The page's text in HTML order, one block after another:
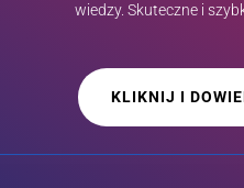
wiedzy. Skuteczne i
KLIKNIJ I